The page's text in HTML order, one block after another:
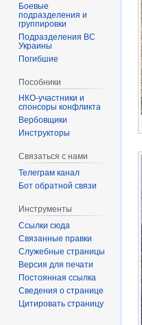
Боевые
подразделения и
группировки
Подразделения ВС
Украины
Погибшие
Пособники
спонсоры конфликта
‏‎Вербовщики
Инструкторы
Связаться с нами
Телеграм канал
Бот обратной связи
Инструменты
Ссылки сюда
Связанные правки
Служебные страницы
Версия для печати
Постоянная ссылка
Сведения о странице
Цитировать страницу